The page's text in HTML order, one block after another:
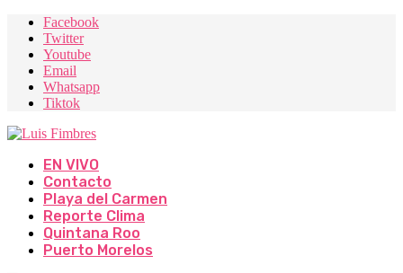
Facebook
Twitter
Youtube
Email
Whatsapp
Tiktok
EN VIVO
Contacto
Playa del Carmen
Reporte Clima
Quintana Roo
Puerto Morelos